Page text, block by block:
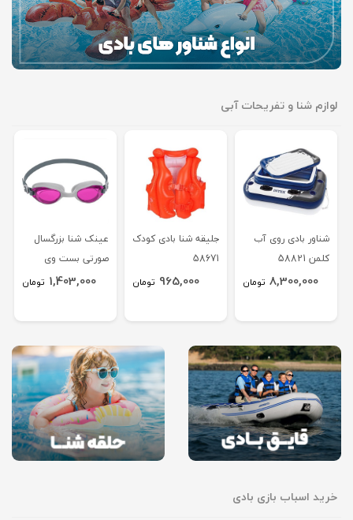
لوازم شنا و تفریحات آبی
شناور بادی روی آب
کلمن 58821
8,300,000 تومان
جلیقه شنا بادی کودک
58671
965,000 تومان
عینک شنا بزرگسال
صورتی بست وی
21051
1,403,000 تومان
خرید اسباب بازی بادی